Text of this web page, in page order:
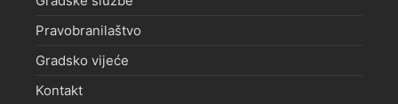
Pravobranilaštvo
Gradsko vijeće
Kontakt